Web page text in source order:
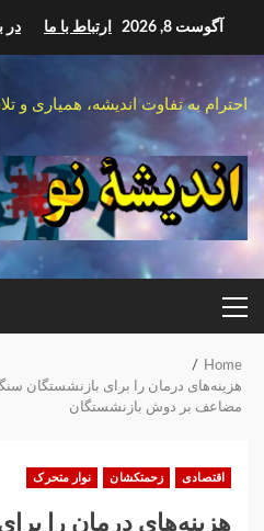
content
آگوست 8, 2026 ارتباط با ما در
احترام به تفاوت اندیشه، همیاری
PRIMARY
MENU
Home
هزینه‌های درمان را برای بازنشستگان
مضاعف بر دوش بازنشستگان
اقتصادی زحمتکشان نوار متحرک
هزینه‌های درمان را